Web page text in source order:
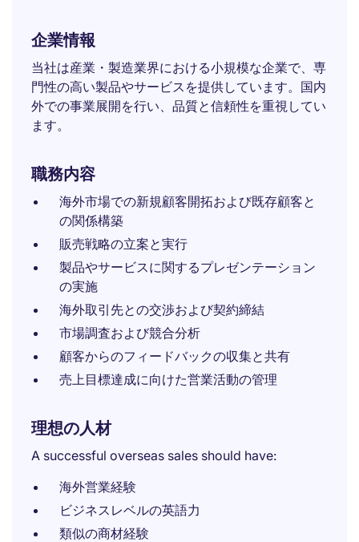
企業情報
当社は産業・製造業界における小規模な企業で、専
門性の高い製品やサービスを提供しています。国内
外での事業展開を行い、品質と信頼性を重視してい
ます。
職務内容
海外市場での新規顧客開拓および既存顧客と
の関係構築
販売戦略の立案と実行
製品やサービスに関するプレゼンテーション
の実施
海外取引先との交渉および契約締結
市場調査および競合分析
顧客からのフィードバックの収集と共有
売上目標達成に向けた営業活動の管理
理想の人材
A successful overseas sales should have:
海外営業経験
ビジネスレベルの英語力
類似の商材経験